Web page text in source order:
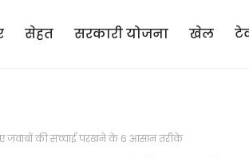
सेहत सरकारी योजना खेल
जवाबों की सच्चाई परखने के 6 आसान तरीके